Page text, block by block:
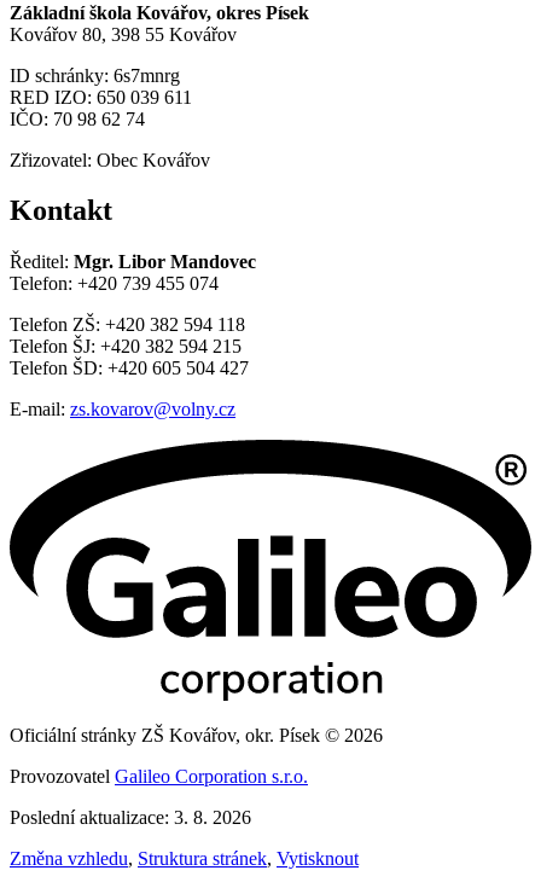
Základní škola Kovářov, okres Písek
Kovářov 80, 398 55 Kovářov
ID schránky: 6s7mnrg
RED IZO: 650 039 611
IČO: 70 98 62 74
Zřizovatel: Obec Kovářov
Kontakt
Ředitel: Mgr. Libor Mandovec
Telefon: +420 739 455 074
Telefon ZŠ: +420 382 594 118
Telefon ŠJ: +420 382 594 215
Telefon ŠD: +420 605 504 427
E-mail: zs.kovarov@volny.cz
Oficiální stránky ZŠ Kovářov, okr. Písek © 2026
Provozovatel Galileo Corporation s.r.o.
Poslední aktualizace: 3. 8. 2026
Změna vzhledu, Struktura stránek, Vytisknout